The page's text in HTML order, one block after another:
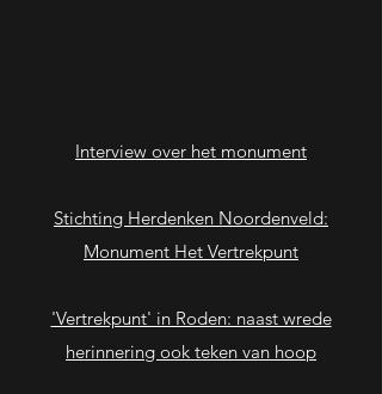
Interview over het monument
Stichting Herdenken Noordenveld:
Monument Het Vertrekpunt
'Vertrekpunt' in Roden: naast wrede
herinnering ook teken van hoop